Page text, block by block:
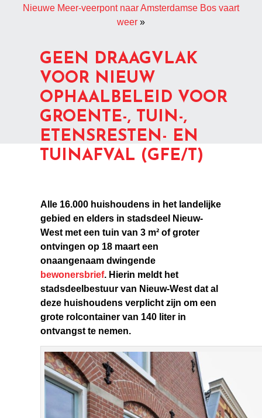
Nieuwe Meer-veerpont naar Amsterdamse Bos vaart
weer »
GEEN DRAAGVLAK
VOOR NIEUW
OPHAALBELEID VOOR
GROENTE-, TUIN-,
ETENSRESTEN- EN
TUINAFVAL (GFE/T)
Alle 16.000 huishoudens in het landelijke
gebied en elders in stadsdeel Nieuw-
West met een tuin van 3 m² of groter
ontvingen op 18 maart een
onaangenaam dwingende
bewonersbrief. Hierin meldt het
stadsdeelbestuur van Nieuw-West dat al
deze huishoudens verplicht zijn om een
grote rolcontainer van 140 liter in
ontvangst te nemen.